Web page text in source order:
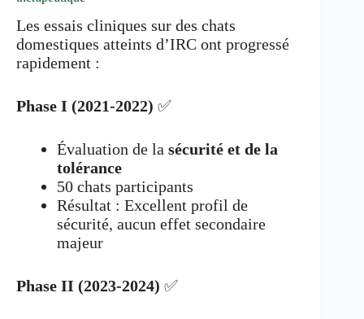
Les essais cliniques sur des chats
domestiques atteints d’IRC ont progressé
rapidement :
Phase I (2021-2022) ✅
Évaluation de la sécurité et de la
tolérance
50 chats participants
Résultat : Excellent profil de
sécurité, aucun effet secondaire
majeur
Phase II (2023-2024) ✅